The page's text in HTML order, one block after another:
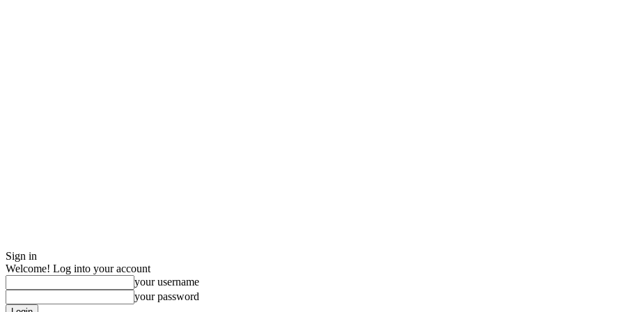
Sign in
Welcome! Log into your account
your username
your password